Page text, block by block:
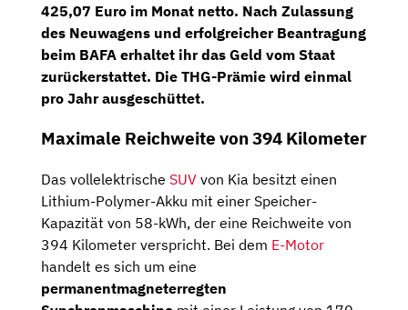
425,07 Euro im Monat netto. Nach Zulassung
des Neuwagens und erfolgreicher Beantragung
beim BAFA erhaltet ihr das Geld vom Staat
zurückerstattet. Die THG-Prämie wird einmal
pro Jahr ausgeschüttet.
Maximale Reichweite von 394 Kilometer
Das vollelektrische SUV von Kia besitzt einen
Lithium-Polymer-Akku mit einer Speicher-
Kapazität von 58-kWh, der eine Reichweite von
394 Kilometer verspricht. Bei dem E-Motor
handelt es sich um eine
permanentmagneterregten